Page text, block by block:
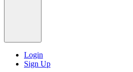
Login
Sign Up